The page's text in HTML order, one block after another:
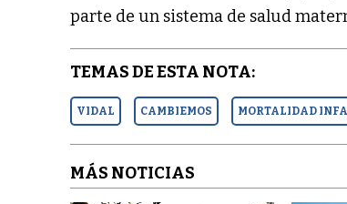
parte de un sistema de salud
TEMAS DE ESTA NOTA:
VIDAL CAMBIEMOS MORTALIDAD
MÁS NOTICIAS